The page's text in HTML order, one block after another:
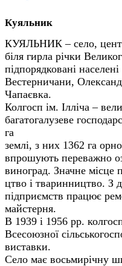
Куяльник
КУЯЛЬНИК – село, центр
біля гирла річки
підпорядковані
Вестерничани,
Чапаєвка.
Колгосп ім. Ілліча –
багатогалузеве
га
землі, з них 1362 га
впрошують переважно
виноград. Значне місце
цтво і тваринництво. З
підприємств працює
майстерня.
В 1939 і 1956 pp.
Все­союзної
виставки.
Село має восьмирічну